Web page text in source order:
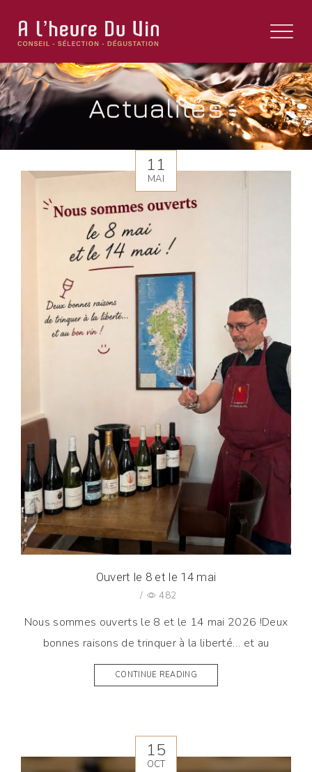
Actualités
11
MAI
Ouvert le 8 et le 14 mai
/ 482
Nous sommes ouverts le 8 et le 14 mai 2026 !Deux
bonnes raisons de trinquer à la liberté… et au
CONTINUE READING
15
OCT